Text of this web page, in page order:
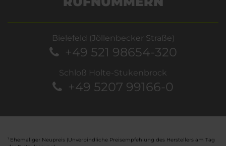
Bielefeld (Jöllenbecker Straße)
+49 521 98654-320
Schloß Holte-Stukenbrock
+49 5207 99166-0
Ehemaliger Neupreis (Unverbindliche Preisempfehlung des Herstellers am Tag